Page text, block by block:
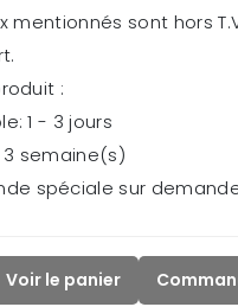
mentionnés sont hors
:
1 - 3 jours
3 semaine(s)
spéciale sur
Voir le panier